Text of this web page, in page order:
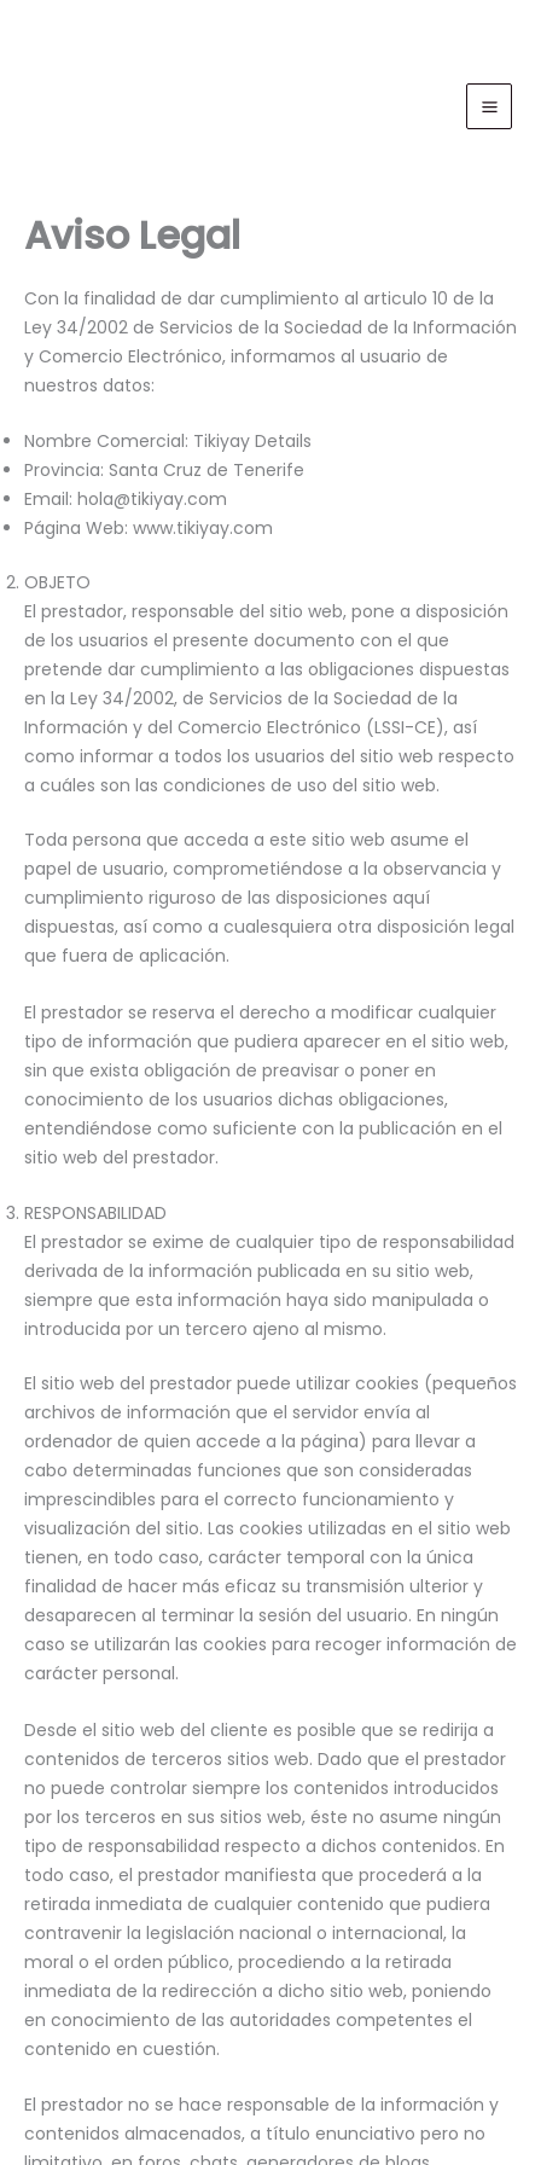
Aviso Legal
Con la finalidad de dar cumplimiento al articulo 10 de la
Ley 34/2002 de Servicios de la Sociedad de la Información
y Comercio Electrónico, informamos al usuario de
nuestros datos:
Nombre Comercial: Tikiyay Details
Provincia: Santa Cruz de Tenerife
Email: hola@tikiyay.com
Página Web: www.tikiyay.com
OBJETO
El prestador, responsable del sitio web, pone a disposición
de los usuarios el presente documento con el que
pretende dar cumplimiento a las obligaciones dispuestas
en la Ley 34/2002, de Servicios de la Sociedad de la
Información y del Comercio Electrónico (LSSI-CE), así
como informar a todos los usuarios del sitio web respecto
a cuáles son las condiciones de uso del sitio web.
Toda persona que acceda a este sitio web asume el
papel de usuario, comprometiéndose a la observancia y
cumplimiento riguroso de las disposiciones aquí
dispuestas, así como a cualesquiera otra disposición legal
que fuera de aplicación.
El prestador se reserva el derecho a modificar cualquier
tipo de información que pudiera aparecer en el sitio web,
sin que exista obligación de preavisar o poner en
conocimiento de los usuarios dichas obligaciones,
entendiéndose como suficiente con la publicación en el
sitio web del prestador.
RESPONSABILIDAD
El prestador se exime de cualquier tipo de responsabilidad
derivada de la información publicada en su sitio web,
siempre que esta información haya sido manipulada o
introducida por un tercero ajeno al mismo.
El sitio web del prestador puede utilizar cookies (pequeños
archivos de información que el servidor envía al
ordenador de quien accede a la página) para llevar a
cabo determinadas funciones que son consideradas
imprescindibles para el correcto funcionamiento y
visualización del sitio. Las cookies utilizadas en el sitio web
tienen, en todo caso, carácter temporal con la única
finalidad de hacer más eficaz su transmisión ulterior y
desaparecen al terminar la sesión del usuario. En ningún
caso se utilizarán las cookies para recoger información de
carácter personal.
Desde el sitio web del cliente es posible que se redirija a
contenidos de terceros sitios web. Dado que el prestador
no puede controlar siempre los contenidos introducidos
por los terceros en sus sitios web, éste no asume ningún
tipo de responsabilidad respecto a dichos contenidos. En
todo caso, el prestador manifiesta que procederá a la
retirada inmediata de cualquier contenido que pudiera
contravenir la legislación nacional o internacional, la
moral o el orden público, procediendo a la retirada
inmediata de la redirección a dicho sitio web, poniendo
en conocimiento de las autoridades competentes el
contenido en cuestión.
El prestador no se hace responsable de la información y
contenidos almacenados, a título enunciativo pero no